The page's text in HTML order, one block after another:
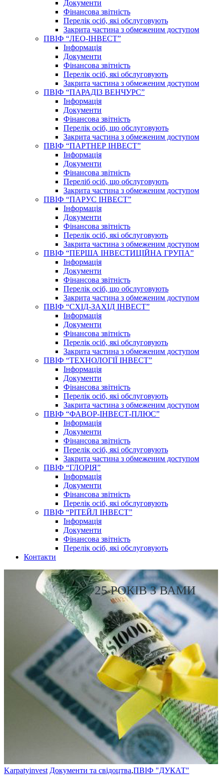
Документи
Фінансова звітність
Перелік осіб, які обслуговують
Закрита частина з обмеженим доступом
ПВІФ “ЛЕО-ІНВЕСТ”
Інформація
Документи
Фінансова звітність
Перелік осіб, які обслуговують
Закрита частина з обмеженим доступом
ПВІФ “ПАРАДІЗ ВЕНЧУРС”
Інформація
Документи
Фінансова звітність
Перелік осіб, що обслуговують
Закрита частина з обмеженим доступом
ПВІФ “ПАРТНЕР ІНВЕСТ”
Інформація
Документи
Фінансова звітність
Переліб осіб, що обслуговують
Закрита частина з обмеженим доступом
ПВІФ “ПАРУС ІНВЕСТ”
Інформація
Документи
Фінансова звітність
Перелік осіб, які обслуговують
Закрита частина з обмеженим доступом
ПВІФ “ПЕРША ІНВЕСТИЦІЙНА ГРУПА”
Інформація
Документи
Фінансова звітність
Перелік осіб, що обслуговують
Закрита частина з обмеженим доступом
ПВІФ “СХІД-ЗАХІД ІНВЕСТ”
Інформація
Документи
Фінансова звітність
Перелік осіб, які обслуговують
Закрита частина з обмеженим доступом
ПВІФ “ТЕХНОЛОГІЇ ІНВЕСТ”
Інформація
Документи
Фінансова звітність
Перелік осіб, які обслуговують
Закрита частина з обмеженим доступом
ПВІФ “ФАВОР-ІНВЕСТ-ПЛЮС”
Інформація
Документи
Фінансова звітність
Перелік осіб, які обслуговують
Закрита частина з обмеженим доступом
ПВІФ “ГЛОРІЯ”
Інформація
Документи
Фінансова звітність
Перелік осіб, які обслуговують
ПВІФ “РІТЕЙЛ ІНВЕСТ”
Інформація
Документи
Фінансова звітність
Перелік осіб, які обслуговують
Контакти
25 РОКІВ З ВАМИ
Karpatyinvest Документи та свідоцтва,ПВІФ "ДУКАТ"